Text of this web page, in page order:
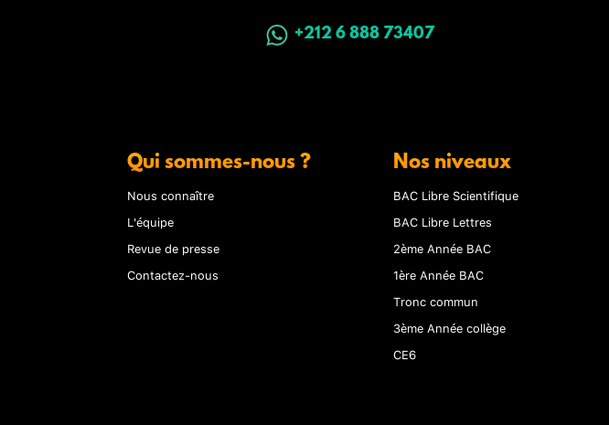
+212 6 888 73407
Qui sommes-nous ?
Nous connaître
L'équipe
Revue de presse
Contactez-nous
Nos niveaux
BAC Libre Scientifique
BAC Libre Lettres
2ème Année BAC
1ère Année BAC
Tronc commun
3ème Année collège
CE6